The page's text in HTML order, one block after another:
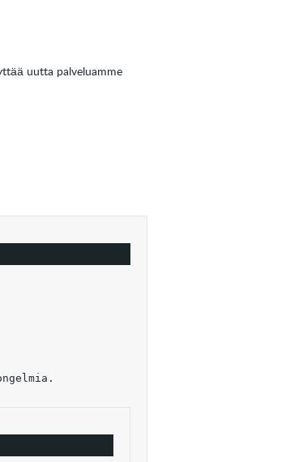
uutta palveluamme